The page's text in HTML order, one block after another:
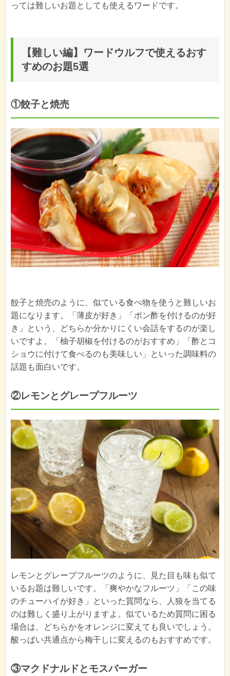
っては難しいお題としても使えるワードです。
【難しい編】ワードウルフで使えるおす
すめのお題5選
①餃子と焼売
餃子と焼売のように、似ている食べ物を使うと難しいお
題になります。「薄皮が好き」「ポン酢を付けるのが好
き」という、どちらか分かりにくい会話をするのが楽し
いですよ。「柚子胡椒を付けるのがおすすめ」「酢とコ
ショウに付けて食べるのも美味しい」といった調味料の
話題も面白いです。
②レモンとグレープフルーツ
レモンとグレープフルーツのように、見た目も味も似て
いるお題は難しいです。「爽やかなフルーツ」「この味
のチューハイが好き」といった質問なら、人狼を当てる
のは難しく盛り上がりますよ。似ているため質問に困る
場合は、どちらかをオレンジに変えても良いでしょう。
酸っぱい共通点から梅干しに変えるのもおすすめです。
③マクドナルドとモスバーガー